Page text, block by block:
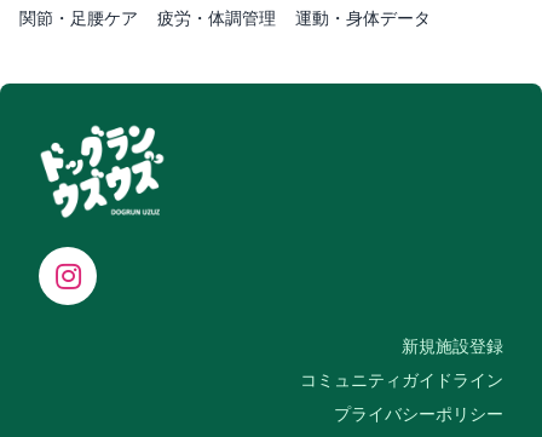
関節・足腰ケア
疲労・体調管理 運動・身体データ
新規施設登録
コミュニティガイドライン
プライバシーポリシー